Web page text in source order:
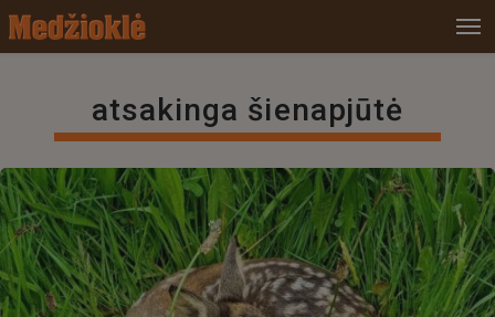
atsakinga šienapjūtė